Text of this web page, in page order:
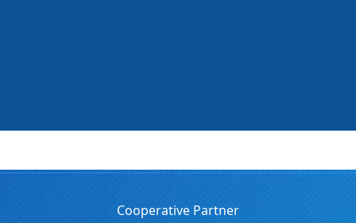
Cooperative Partner